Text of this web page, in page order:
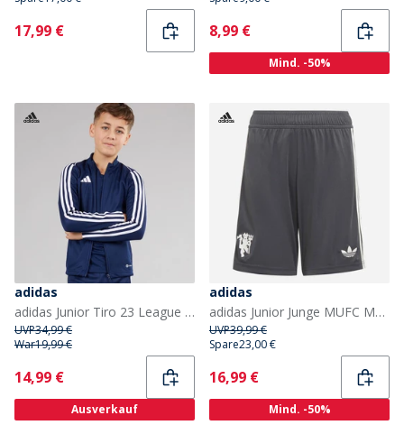
Current
17,99 € Current
8,99 €
Mind. -50%
adidas
adidas Junior Tiro 23 League Trainingsjacke Team Navy Blue
UVP34,99 €
War19,99 €
Current
14,99 €
Ausverkauf
adidas
adidas Junior Junge MUFC Manchester United 24/2 Dritte Shorts Carbon
UVP39,99 €
Spare23,00 €
Current
16,99 €
Mind. -50%